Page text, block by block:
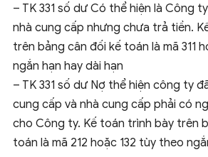
– TK 331 số dư Có thể hiện là Công
nhà cung cấp nhưng chưa trả tiền.
trên bảng cân đối kế toán là mã 311
ngắn hạn hay dài hạn
– TK 331 số dư Nợ thể hiện công ty
cung cấp và nhà cung cấp phải có
cho Công ty. Kế toán trình bày trên
toán là mã 212 hoặc 132 tùy theo